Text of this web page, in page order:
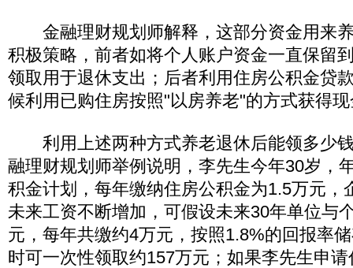
金融理财规划师解释，这部分资金用来
积极策略，前者如将个人账户资金一直保留
领取用于退休支出；后者利用住房公积金贷
候利用已购住房按照"以房养老"的方式获得
利用上述两种方式养老退休后能领多少
融理财规划师举例说明，李先生今年30岁，
积金计划，每年缴纳住房公积金为1.5万元，
未来工资不断增加，可假设未来30年单位与
元，每年共缴约4万元，按照1.8%的回报率
时可一次性领取约157万元；如果李先生申